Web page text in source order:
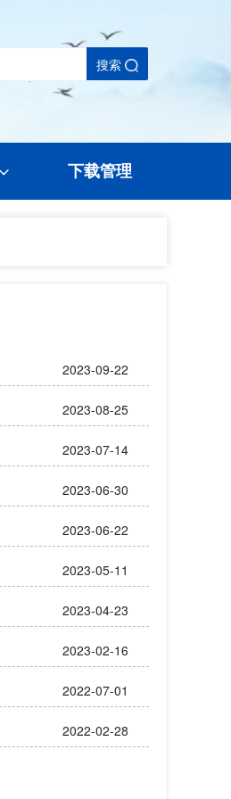
搜索
下载管理
2023-09-22
2023-08-25
2023-07-14
2023-06-30
2023-06-22
2023-05-11
2023-04-23
2023-02-16
2022-07-01
2022-02-28